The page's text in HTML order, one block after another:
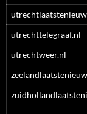
utrechttelegraaf.nl
utrechtweer.nl